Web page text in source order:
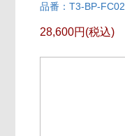
品番：T3-BP-FC02
28,600円(税込)